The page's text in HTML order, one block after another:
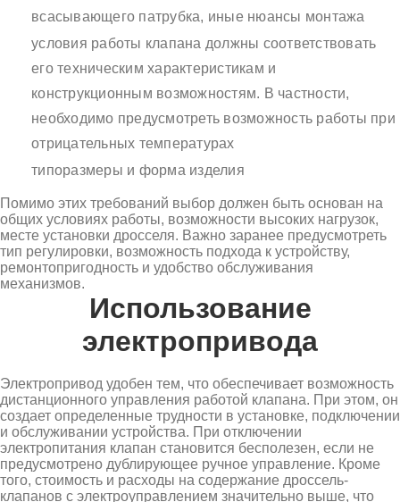
всасывающего патрубка, иные нюансы монтажа
условия работы клапана должны соответствовать
его техническим характеристикам и
конструкционным возможностям. В частности,
необходимо предусмотреть возможность работы при
отрицательных температурах
типоразмеры и форма изделия
Помимо этих требований выбор должен быть основан на
общих условиях работы, возможности высоких нагрузок,
месте установки дросселя. Важно заранее предусмотреть
тип регулировки, возможность подхода к устройству,
ремонтопригодность и удобство обслуживания
механизмов.
Использование
электропривода
Электропривод удобен тем, что обеспечивает возможность
дистанционного управления работой клапана. При этом, он
создает определенные трудности в установке, подключении
и обслуживании устройства. При отключении
электропитания клапан становится бесполезен, если не
предусмотрено дублирующее ручное управление. Кроме
того, стоимость и расходы на содержание дроссель-
клапанов с электроуправлением значительно выше, что